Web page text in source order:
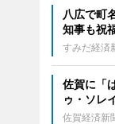
八広で町
知事も祝
すみだ経済
佐賀に「
ゥ・ソレ
佐賀経済新